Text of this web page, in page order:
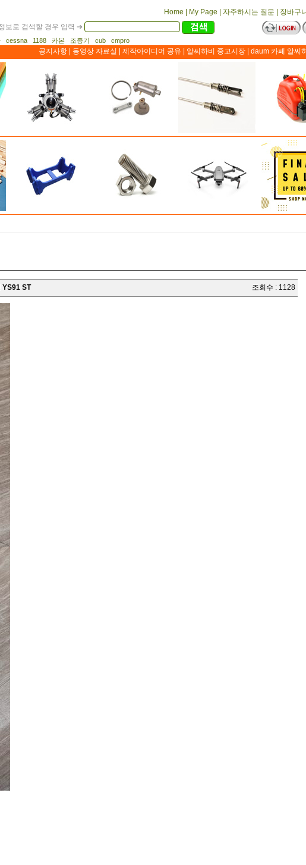
Home My Page 자주하시는 질문
장바구
보로 검색할 경우 입력 ➔
cessna 1188 카본 조종기 cub cmpro
공지사항 동영상 자료실 제작아이디어 공유 알씨하비 중고시장 daum 카페 알씨
YS91 ST 조회수 : 1128